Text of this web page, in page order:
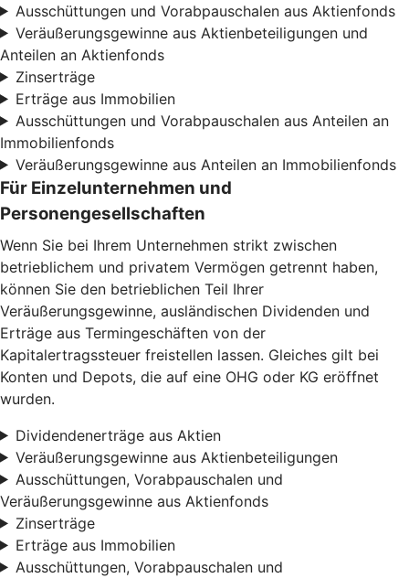
Ausschüttungen und Vorabpauschalen aus Aktienfonds
Veräußerungsgewinne aus Aktienbeteiligungen und
Anteilen an Aktienfonds
Zinserträge
Erträge aus Immobilien
Ausschüttungen und Vorabpauschalen aus Anteilen an
Immobilienfonds
Veräußerungsgewinne aus Anteilen an Immobilienfonds
Für Einzelunternehmen und
Personengesellschaften
Wenn Sie bei Ihrem Unternehmen strikt zwischen
betrieblichem und privatem Vermögen getrennt haben,
können Sie den betrieblichen Teil Ihrer
Veräußerungsgewinne, ausländischen Dividenden und
Erträge aus Termingeschäften von der
Kapitalertragssteuer freistellen lassen. Gleiches gilt bei
Konten und Depots, die auf eine OHG oder KG eröffnet
wurden.
Dividendenerträge aus Aktien
Veräußerungsgewinne aus Aktienbeteiligungen
Ausschüttungen, Vorabpauschalen und
Veräußerungsgewinne aus Aktienfonds
Zinserträge
Erträge aus Immobilien
Ausschüttungen, Vorabpauschalen und